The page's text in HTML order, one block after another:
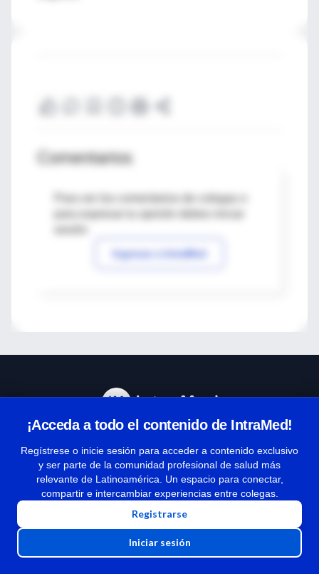
Comentarios
Para ver los comentarios de colegas o
Ingresar a IntraMed
¡Acceda a todo el contenido de IntraMed!
Regístrese o inicie sesión para acceder a contenido exclusivo
y ser parte de la comunidad profesional de salud más
relevante de Latinoamérica. Un espacio para conectar,
compartir e intercambiar experiencias entre colegas.
Registrarse
Iniciar sesión
Términos y condiciones
| Políticas de privacidad
| Todos los derechos reservados | Copyright 1997-2026